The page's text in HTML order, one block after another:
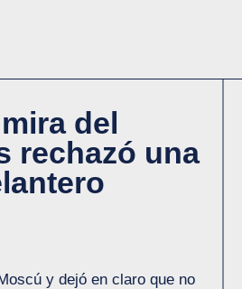
del
rechazó una
y dejó en claro que no